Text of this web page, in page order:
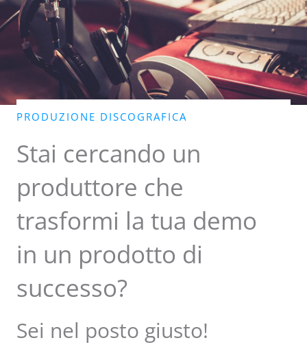
PRODUZIONE DISCOGRAFICA
Stai cercando un
produttore che
trasformi la tua demo
in un prodotto di
successo?
Sei nel posto giusto!